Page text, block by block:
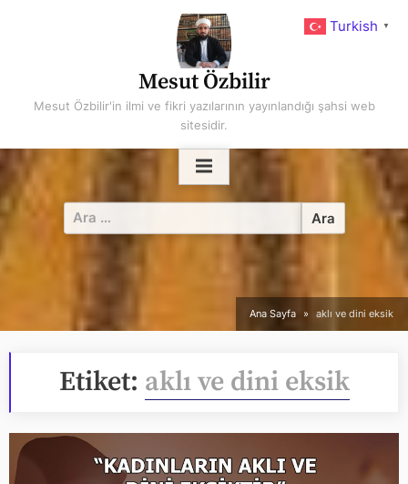
Mesut Özbilir
Mesut Özbilir'in ilmi ve fikri yazılarının yayınlandığı şahsi web
sitesidir.
Arama:
Ana Sayfa aklı ve dini eksik
Etiket: aklı ve dini eksik
Turkish ▼